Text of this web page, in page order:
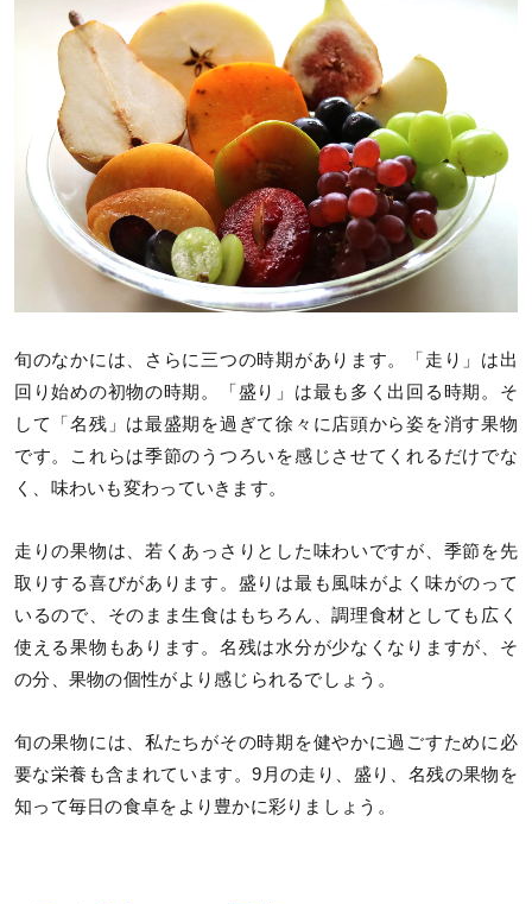
旬のなかには、さらに三つの時期があります。「走り」は出
回り始めの初物の時期。「盛り」は最も多く出回る時期。そ
して「名残」は最盛期を過ぎて徐々に店頭から姿を消す果物
です。これらは季節のうつろいを感じさせてくれるだけでな
く、味わいも変わっていきます。
走りの果物は、若くあっさりとした味わいですが、季節を先
取りする喜びがあります。盛りは最も風味がよく味がのって
いるので、そのまま生食はもちろん、調理食材としても広く
使える果物もあります。名残は水分が少なくなりますが、そ
の分、果物の個性がより感じられるでしょう。
旬の果物には、私たちがその時期を健やかに過ごすために必
要な栄養も含まれています。9月の走り、盛り、名残の果物を
知って毎日の食卓をより豊かに彩りましょう。